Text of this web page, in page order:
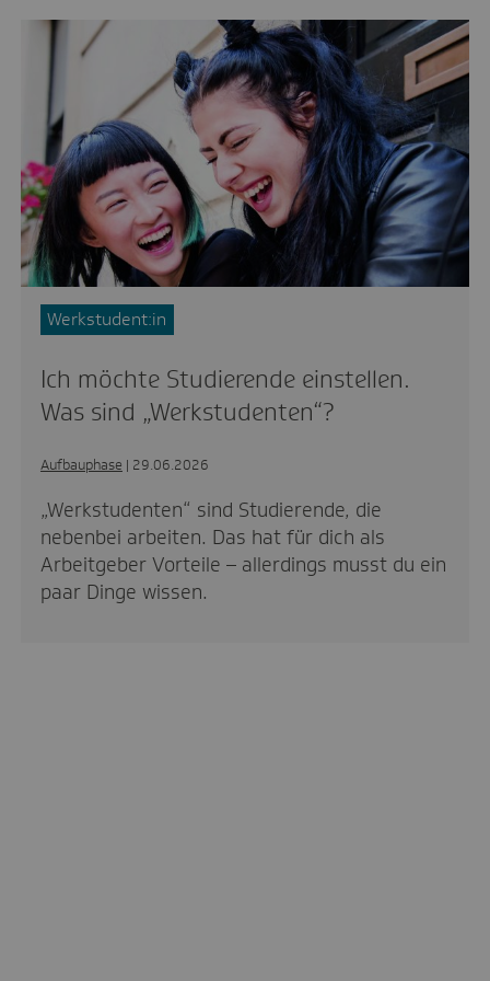
Werkstudent:in
Ich möchte Studierende einstellen.
Was sind „Werkstudenten“?
Aufbauphase | 29.06.2026
„Werkstudenten“ sind Studierende, die
nebenbei arbeiten. Das hat für dich als
Arbeitgeber Vorteile – allerdings musst du ein
paar Dinge wissen.